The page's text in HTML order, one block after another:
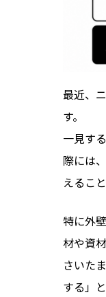
最近、
す。
一見す
際には
えるこ
特に外
材や資
さいた
する」